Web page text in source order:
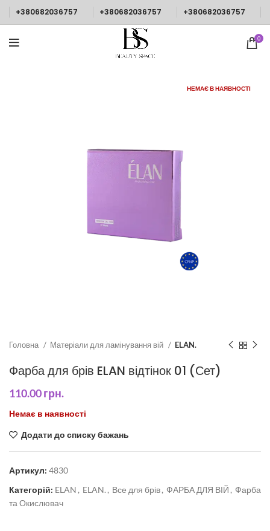
+380682036757 +380682036757 +380682036757
0
НЕМАЄ В НАЯВНОСТІ
Головна Матеріали для ламінування вій ELAN.
Фарба для брів ELAN відтінок 01 (Сет)
110.00грн.
Немає в наявності
Додати до списку бажань
Артикул: 4830
Категорій: ELAN , ELAN. , Все для брів, ФАРБА ДЛЯ ВІЙ , Фарба
та Окислювач